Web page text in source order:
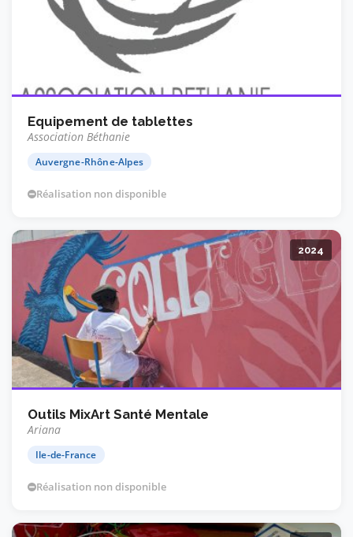
Equipement de tablettes
Association Béthanie
Auvergne-Rhône-Alpes
Réalisation non disponible
2024
Outils MixArt Santé Mentale
Ariana
Ile-de-France
Réalisation non disponible